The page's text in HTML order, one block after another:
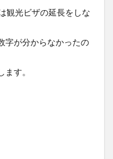
観光ビザの延長をしな
字が分からなかったの
す。